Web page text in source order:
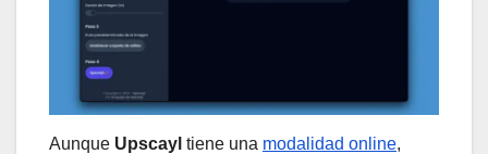
Aunque Upscayl tiene una modalidad online,